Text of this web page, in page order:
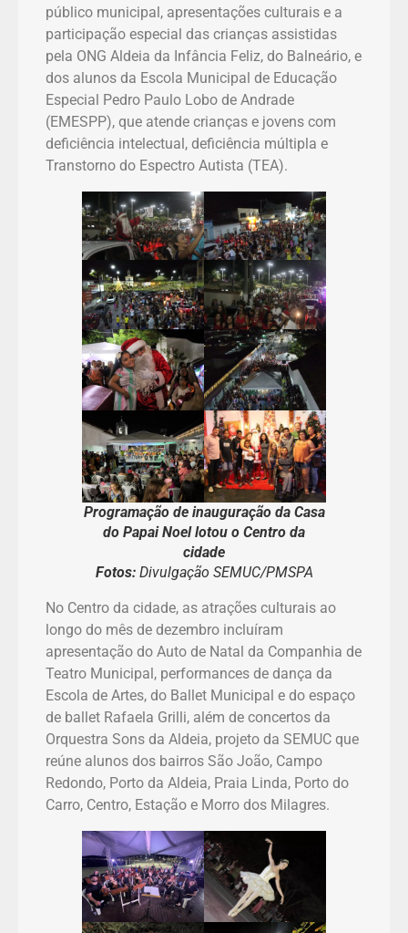
público municipal, apresentações culturais e a
participação especial das crianças assistidas
pela ONG Aldeia da Infância Feliz, do Balneário, e
dos alunos da Escola Municipal de Educação
Especial Pedro Paulo Lobo de Andrade
(EMESPP), que atende crianças e jovens com
deficiência intelectual, deficiência múltipla e
Transtorno do Espectro Autista (TEA).
Programação de inauguração da Casa
do Papai Noel lotou o Centro da
cidade
Fotos: Divulgação SEMUC/PMSPA
No Centro da cidade, as atrações culturais ao
longo do mês de dezembro incluíram
apresentação do Auto de Natal da Companhia de
Teatro Municipal, performances de dança da
Escola de Artes, do Ballet Municipal e do espaço
de ballet Rafaela Grilli, além de concertos da
Orquestra Sons da Aldeia, projeto da SEMUC que
reúne alunos dos bairros São João, Campo
Redondo, Porto da Aldeia, Praia Linda, Porto do
Carro, Centro, Estação e Morro dos Milagres.